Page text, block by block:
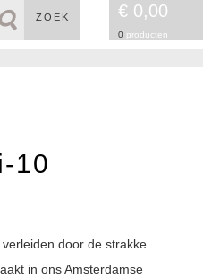
€ 0,00
0 producten
ZOEK
10
door de strakke
in ons Amsterdamse